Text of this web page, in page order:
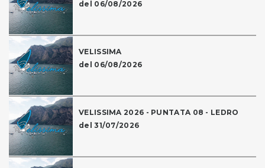
del 06/08/2026
VELISSIMA
del 06/08/2026
VELISSIMA 2026 - PUNTATA 08 - LEDRO
del 31/07/2026